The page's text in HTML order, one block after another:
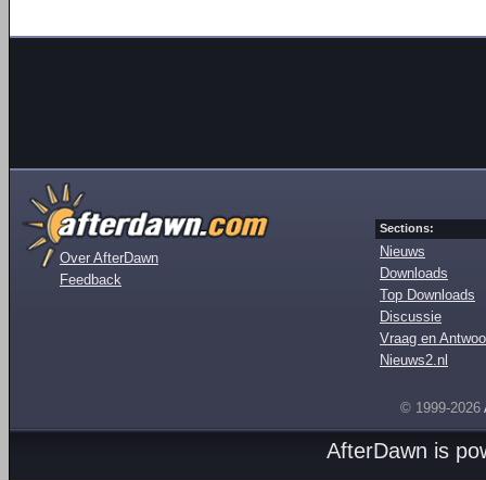
Over AfterDawn
Feedback
Sections:
Nieuws
Downloads
Top Downloads
Discussie
Vraag en
Nieuws2.nl
© 1999-2026
AfterDawn is